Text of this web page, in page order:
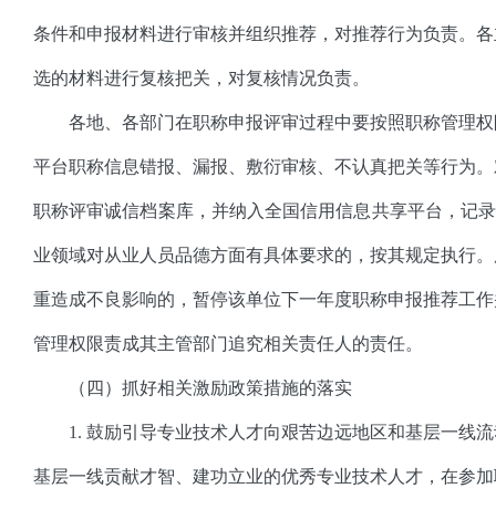
条件和申报材料进行审核并组织推荐，对推荐行为负责。
选的材料进行复核把关，对复核情况负责。
各地、各部门在职称申报评审过程中要按照职称管理
平台职称信息错报、漏报、敷衍审核、不认真把关等行为
职称评审诚信档案库，并纳入全国信用信息共享平台，记
业领域对从业人员品德方面有具体要求的，按其规定执行
重造成不良影响的，暂停该单位下一年度职称申报推荐工
管理权限责成其主管部门追究相关责任人的责任。
（四）抓好相关激励政策措施的落实
1. 鼓励引导专业技术人才向艰苦边远地区和基层一线
基层一线贡献才智、建功立业的优秀专业技术人才，在参